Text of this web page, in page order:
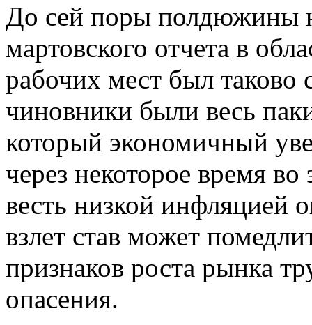
До сей поры полдюжины
мартовского отчета в
рабочих мест был
чиновники были весь
который экономичный
через некоторое время
весть низкой инфляцией
взлет став может
признаков роста рынка
опасения.